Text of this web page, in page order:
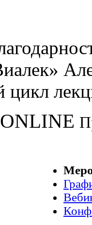
цикл
ONLINE